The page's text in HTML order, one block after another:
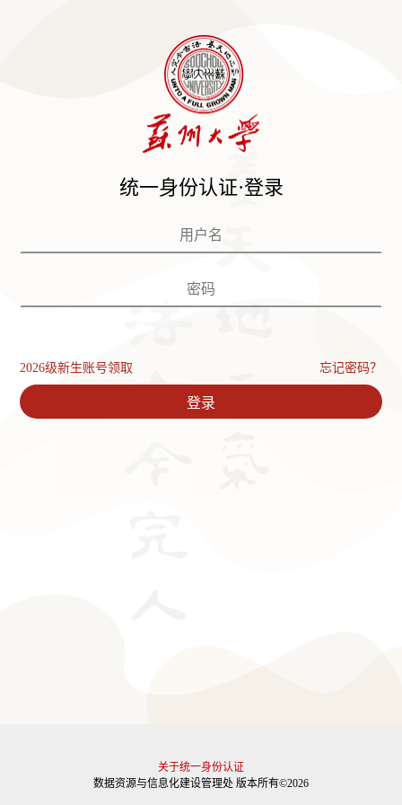
统一身份认证·登录
2026级新生账号领取 忘记密码？
关于统一身份认证
数据资源与信息化建设管理处 版本所有©2026